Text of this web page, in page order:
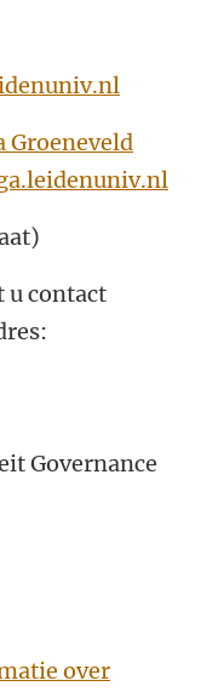
Groeneveld
u contact
Governance
over